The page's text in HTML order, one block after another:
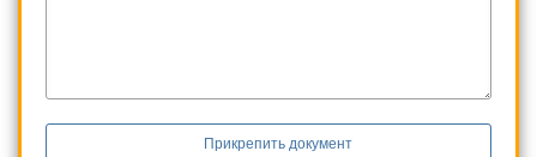
Прикрепить документ